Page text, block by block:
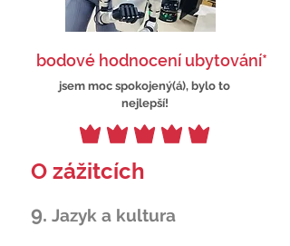
bodové hodnocení ubytování*
jsem moc spokojený(á), bylo to
nejlepší!
O zážitcích
9. Jazyk a kultura